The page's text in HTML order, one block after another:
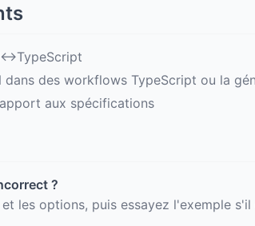
dans des workflows TypeScript ou la
aux spécifications
?
les options, puis essayez l'exemple s'il